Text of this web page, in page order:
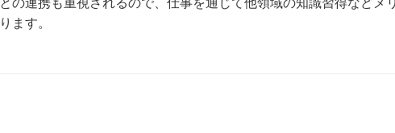
ります。